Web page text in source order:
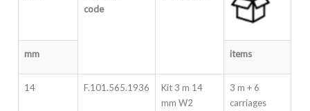
code
mm items
14 F.101.565.1936
Kit 3 m 14
mm W2
3 m + 6
carriages